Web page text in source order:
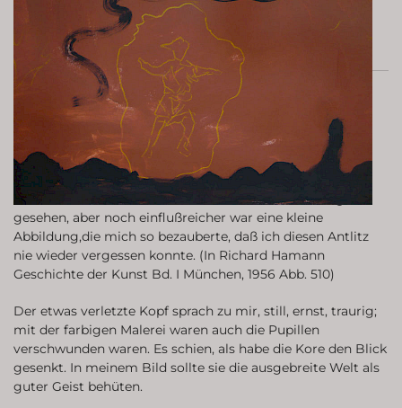
Die Kore von der Akropolis
Etwas Besonderes, ja Dramatisches spielte sich in der
oberen Mitte des Bildes ab. An jener prominenten Stelle
sollte der berühmte Kopf einer Kore aus dem Akropolis-
Museum erscheinen. In Athen habe ich sie „leibhaftig“
gesehen, aber noch einflußreicher war eine kleine
Abbildung,die mich so bezauberte, daß ich diesen Antlitz
nie wieder vergessen konnte. (In Richard Hamann
Geschichte der Kunst Bd. I München, 1956 Abb. 510)
Der etwas verletzte Kopf sprach zu mir, still, ernst, traurig;
mit der farbigen Malerei waren auch die Pupillen
verschwunden waren. Es schien, als habe die Kore den Blick
gesenkt. In meinem Bild sollte sie die ausgebreite Welt als
guter Geist behüten.